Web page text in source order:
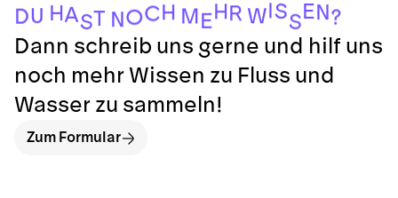
DU H AST NOC H M E H R W SS E N ?
Dann schreib uns gerne und hilf uns
noch mehr Wissen zu Fluss und
Wasser zu sammeln!
Zum Formular